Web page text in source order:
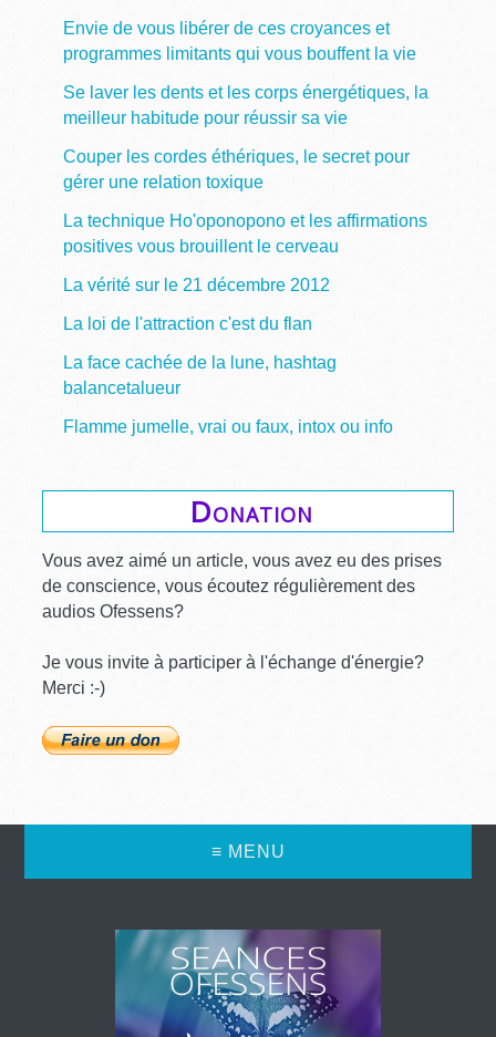
Envie de vous libérer de ces croyances et
programmes limitants qui vous bouffent la vie
Se laver les dents et les corps énergétiques, la
meilleur habitude pour réussir sa vie
Couper les cordes éthériques, le secret pour
gérer une relation toxique
La technique Ho'oponopono et les affirmations
positives vous brouillent le cerveau
La vérité sur le 21 décembre 2012
La loi de l'attraction c'est du flan
La face cachée de la lune, hashtag
balancetalueur
Flamme jumelle, vrai ou faux, intox ou info
Donation
Vous avez aimé un article, vous avez eu des prises
de conscience, vous écoutez régulièrement des
audios Ofessens?
Je vous invite à participer à l'échange d'énergie?
Merci :-)
≡ MENU